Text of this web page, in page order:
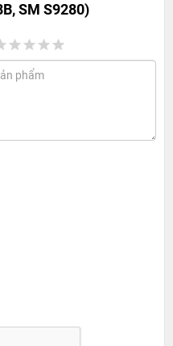
SM S9280)